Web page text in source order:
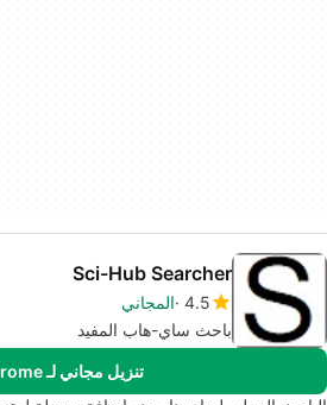
Sci-Hub Searcher
4.5 المجاني
باحث ساي-هاب المفيد
تنزيل مجاني لـ Chrome